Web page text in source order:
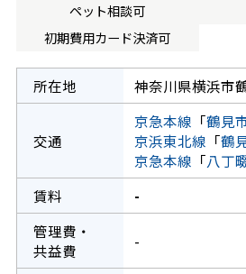
ペット相談可
初期費用カード決済可
所在地 神奈川県横浜市
交通
京急本線 「鶴見
京浜東北線 「鶴
京急本線 「八丁
賃料
-
管理費・
共益費
-